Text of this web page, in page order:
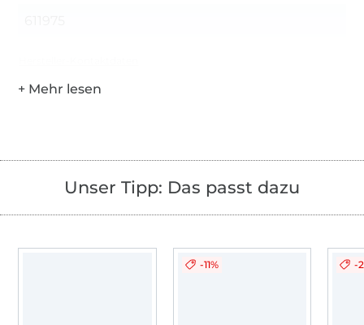
Unser Tipp: Das passt dazu
-11% -